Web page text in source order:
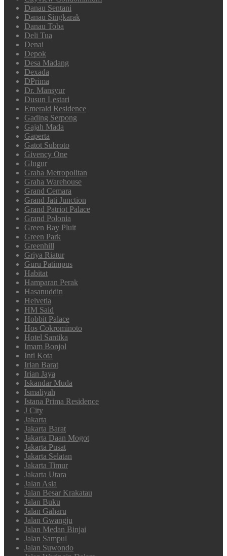
Danau Sentani
Danau Singkarak
Danau Toba
Deli Tua
Denai
Depok
Desa Madang
Dexada
DPrima
Dr. Mansyur
Dusun Lestari
Emerald Residence
Gading Serpong
Gajah Mada
Gaperta
Gatot Subroto
Givency One
Glugur
Graha Metropolitan
Graha Warehouse
Grand Cemara
Grand Jati Junction
Grand Patriot Palace
Grand Polonia
Green Bay Pluit
Green Park
Greenhill
Griya Riatur
Guru Patimpus
Habitat
Hamparan Perak
Hasanuddin
Helvetia
HM Said
Hobbit Palace
Hos Cokrominoto
Hotel Santika
Imam Bonjol
Inti Kota
Irian Barat
Irian Jaya
Iskandar Muda
Ismaliyah
Istana Prima Residence
J City
Jakarta
Jakarta Barat
Jakarta Daan Mogot
Jakarta Pusat
Jakarta Selatan
Jakarta Timur
Jakarta Utara
Jalan Asia
Jalan Besar Krakatau
Jalan Buku
Jalan Gaharu
Jalan Gwangju
Jalan Medan Binjai
Jalan Sampul
Jalan Suwondo